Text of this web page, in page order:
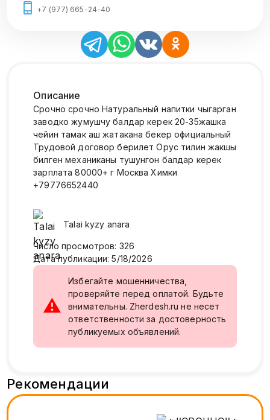
+7 (977) 665-24-40
Описание
Срочно срочно Натуральный напитки чыгарган
заводко жумушчу балдар керек 20-35жашка
чейин тамак аш жатакана бекер официальный
Трудовой договор берилет Орус тилин жакшы
билген механиканы тушунгон балдар керек
зарплата 80000+ г Москва Химки
+79776652440
Talai kyzy anara
Число просмотров: 326
Дата публикации: 5/18/2026
⚠
Избегайте мошенничества,
проверяйте перед оплатой. Будьте
внимательны. Zherdesh.ru не несет
ответственности за достоверность
публикуемых объявлений.
Рекомендации